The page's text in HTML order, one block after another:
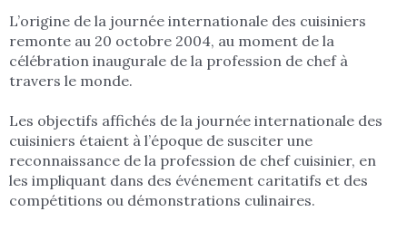
L’origine de la journée internationale des cuisiniers
remonte au 20 octobre 2004, au moment de la
célébration inaugurale de la profession de chef à
travers le monde.
Les objectifs affichés de la journée internationale des
cuisiniers étaient à l’époque de susciter une
reconnaissance de la profession de chef cuisinier, en
les impliquant dans des événement caritatifs et des
compétitions ou démonstrations culinaires.